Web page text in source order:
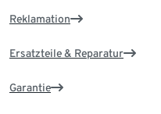
Reklamation
Ersatzteile & Reparatur
Garantie